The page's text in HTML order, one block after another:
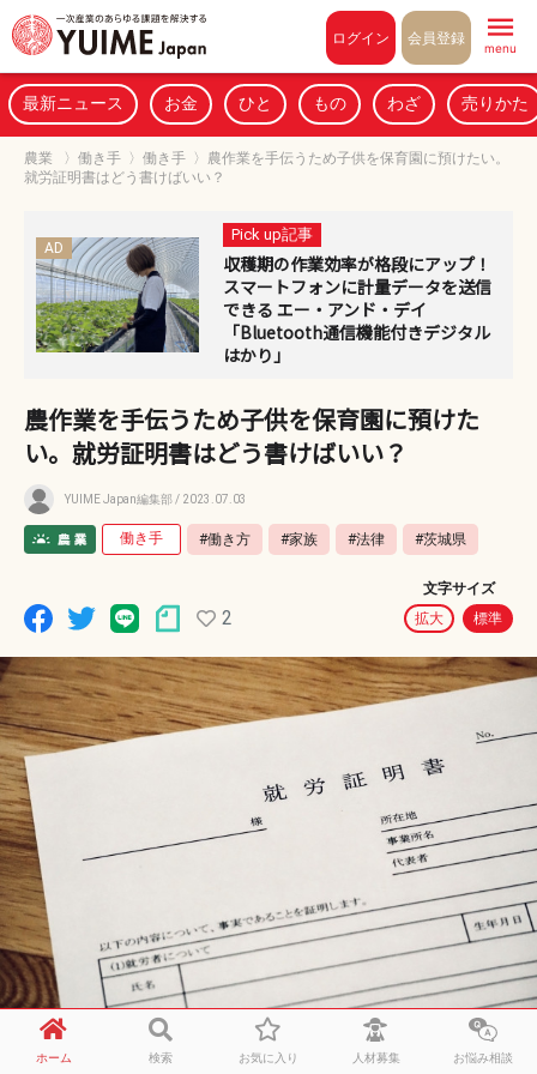
ログイン 会員登録
menu
最新ニュース お金 ひと もの わざ 売りかた
農業 〉 働き手 〉 働き手 〉 農作業を手伝うため子供を保育園に預けたい。
就労証明書はどう書けばいい？
AD
Pick up記事
収穫期の作業効率が格段にアップ！
スマートフォンに計量データを送信
できる エー・アンド・デイ
「Bluetooth通信機能付きデジタル
はかり」
農作業を手伝うため子供を保育園に預けた
い。就労証明書はどう書けばいい？
YUIME Japan編集部 / 2023.07.03
働き手 #働き方 #家族 #法律 #茨城県
2
文字サイズ
拡大
標準
ホーム 検索 お気に入り 人材募集 お悩み相談